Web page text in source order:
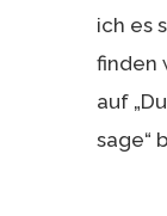
ich es
finden
auf
sage“